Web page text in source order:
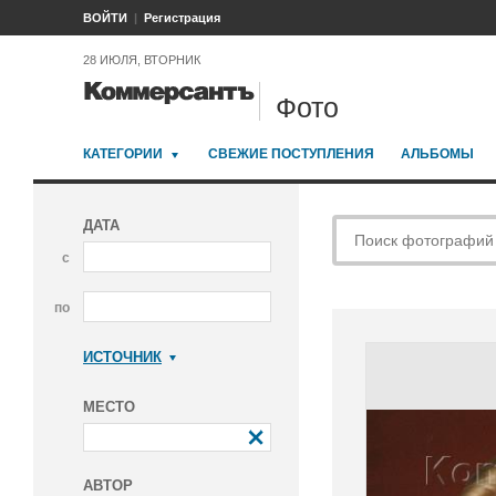
ВОЙТИ Регистрация
28 ИЮЛЯ, ВТОРНИК
Фото
КАТЕГОРИИ СВЕЖИЕ ПОСТУПЛЕНИЯ АЛЬБОМЫ
ДАТА
с
по
ИСТОЧНИК
МЕСТО
АВТОР